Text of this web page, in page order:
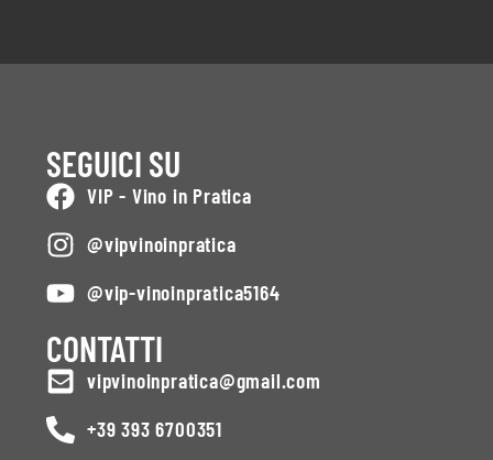
SEGUICI SU
VIP - Vino in Pratica
@vipvinoinpratica
@vip-vinoinpratica5164
CONTATTI
vipvinoinpratica@gmail.com
+39 393 6700351